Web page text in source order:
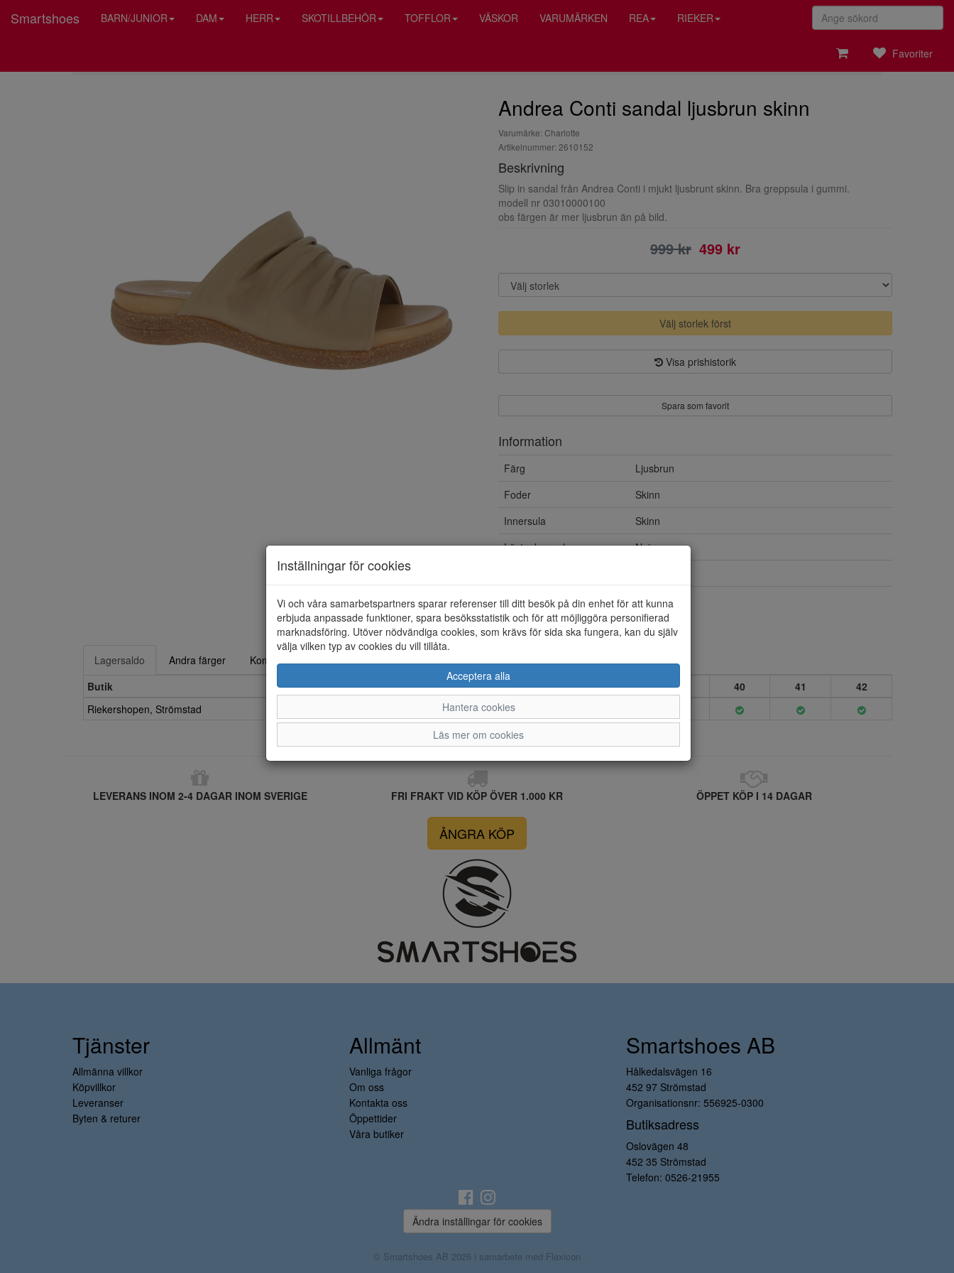
Smartshoes BARN/JUNIOR DAM HERR SKOTILLBEHÖR TOFFLOR VÄSKOR VARUMÄRKEN REA RIEKER
Favoriter
Andrea Conti sandal ljusbrun skinn
Varumärke: Charlotte
Artikelnummer: 2610152
Beskrivning
Slip in sandal från Andrea Conti i mjukt ljusbrunt skinn. Bra greppsula i gummi.
modell nr 03010000100
obs färgen är mer ljusbrun än på bild.
999 kr 499 kr
Välj storlek först
Visa prishistorik
Spara som favorit
Information
Färg
Ljusbrun
Foder
Skinn
Innersula
Skinn
Löstagbar sula
Nej
Material
Skinn
Lagersaldo Andra färger
Kompletterande artiklar
Butik
36 37 38 39 40 41
42
Riekershopen, Strömstad
LEVERANS INOM 2-4 DAGAR INOM SVERIGE FRI FRAKT VID KÖP ÖVER 1.000 KR ÖPPET KÖP I 14 DAGAR
ÅNGRA KÖP
Inställningar för cookies
Vi och våra samarbetspartners sparar referenser till ditt besök på din enhet för att kunna
erbjuda anpassade funktioner, spara besöksstatistik och för att möjliggöra personifierad
marknadsföring. Utöver nödvändiga cookies, som krävs för sida ska fungera, kan du själv
välja vilken typ av cookies du vill tillåta.
Acceptera alla
Hantera cookies
Läs mer om cookies
Tjänster
Allmänna villkor
Köpvillkor
Leveranser
Byten & returer
Allmänt
Vanliga frågor
Om oss
Kontakta oss
Öppettider
Våra butiker
Smartshoes AB
Hålkedalsvägen 16
452 97 Strömstad
Organisationsnr: 556925-0300
Butiksadress
Oslovägen 48
452 35 Strömstad
Telefon: 0526-21955
Ändra inställingar för cookies
© Smartshoes AB 2026 i samarbete med Flexicon